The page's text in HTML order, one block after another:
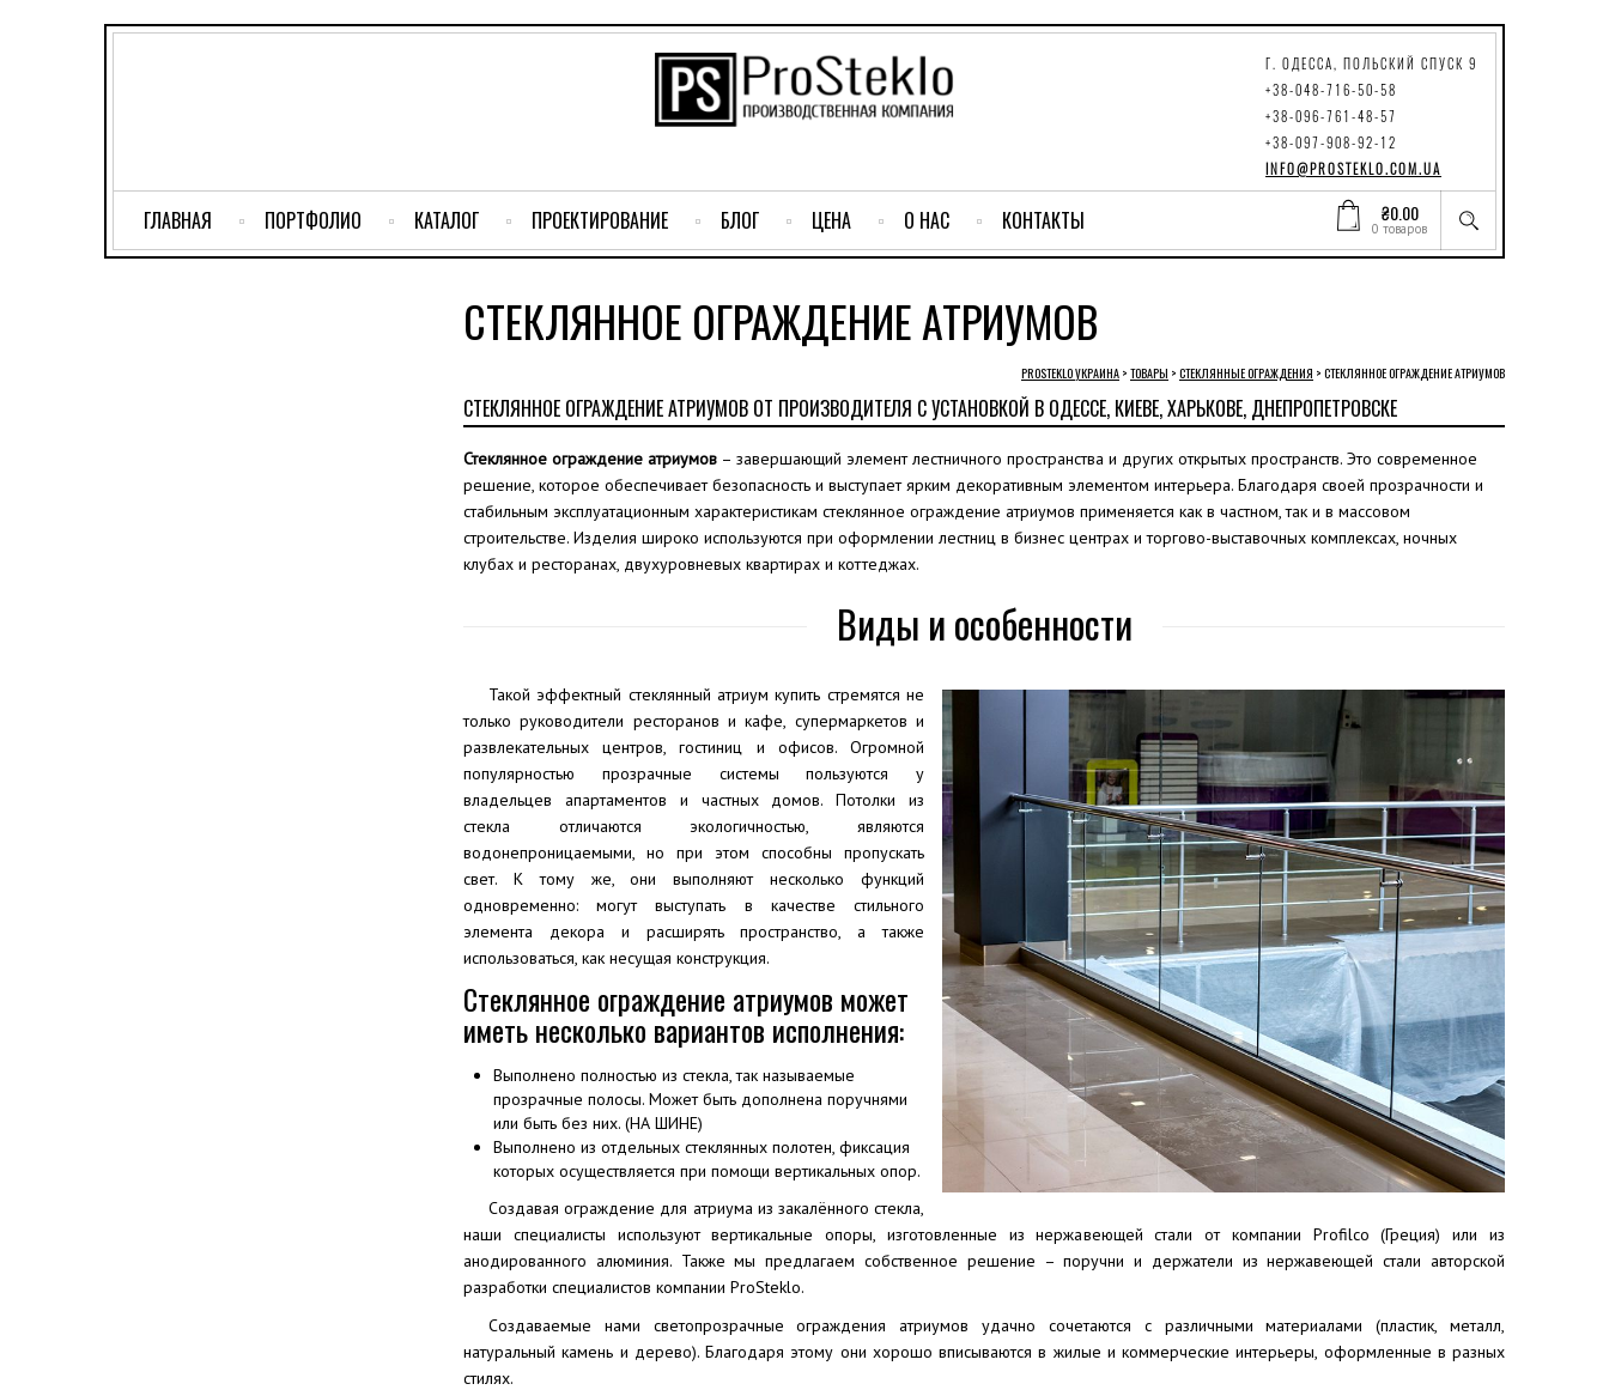
Г. ОДЕССА, ПОЛЬСКИЙ СПУСК 9
+38-048-716-50-58
+38-096-761-48-57
+38-097-908-92-12
INFO@PROSTEKLO.COM.UA
₴0.00
0 товаров
ГЛАВНАЯ ПОРТФОЛИО КАТАЛОГ ПРОЕКТИРОВАНИЕ БЛОГ ЦЕНА О НАС КОНТАКТЫ
СТЕКЛЯННОЕ ОГРАЖДЕНИЕ АТРИУМОВ
PROSTEKLO УКРАИНА > ТОВАРЫ > СТЕКЛЯННЫЕ ОГРАЖДЕНИЯ > СТЕКЛЯННОЕ ОГРАЖДЕНИЕ АТРИУМОВ
СТЕКЛЯННОЕ ОГРАЖДЕНИЕ АТРИУМОВ ОТ ПРОИЗВОДИТЕЛЯ С УСТАНОВКОЙ В ОДЕССЕ, КИЕВЕ, ХАРЬКОВЕ, ДНЕПРОПЕТРОВСКЕ
Стеклянное ограждение атриумов – завершающий элемент лестничного пространства и других открытых пространств. Это современное
решение, которое обеспечивает безопасность и выступает ярким декоративным элементом интерьера. Благодаря своей прозрачности и
стабильным эксплуатационным характеристикам стеклянное ограждение атриумов применяется как в частном, так и в массовом
строительстве. Изделия широко используются при оформлении лестниц в бизнес центрах и торгово-выставочных комплексах, ночных
клубах и ресторанах, двухуровневых квартирах и коттеджах.
Виды и особенности
Такой эффектный стеклянный атриум купить стремятся не
только руководители ресторанов и кафе, супермаркетов и
развлекательных центров, гостиниц и офисов. Огромной
популярностью прозрачные системы пользуются у
владельцев апартаментов и частных домов. Потолки из
стекла отличаются экологичностью, являются
водонепроницаемыми, но при этом способны пропускать
свет. К тому же, они выполняют несколько функций
одновременно: могут выступать в качестве стильного
элемента декора и расширять пространство, а также
использоваться, как несущая конструкция.
Стеклянное ограждение атриумов может
иметь несколько вариантов исполнения:
Выполнено полностью из стекла, так называемые
прозрачные полосы. Может быть дополнена поручнями
или быть без них. (НА ШИНЕ)
Выполнено из отдельных стеклянных полотен, фиксация
которых осуществляется при помощи вертикальных опор.
Создавая ограждение для атриума из закалённого стекла,
наши специалисты используют вертикальные опоры, изготовленные из нержавеющей стали от компании Profilco (Греция) или из
анодированного алюминия. Также мы предлагаем собственное решение – поручни и держатели из нержавеющей стали авторской
разработки специалистов компании ProSteklo.
Создаваемые нами светопрозрачные ограждения атриумов удачно сочетаются с различными материалами (пластик, металл,
натуральный камень и дерево). Благодаря этому они хорошо вписываются в жилые и коммерческие интерьеры, оформленные в разных
стилях.